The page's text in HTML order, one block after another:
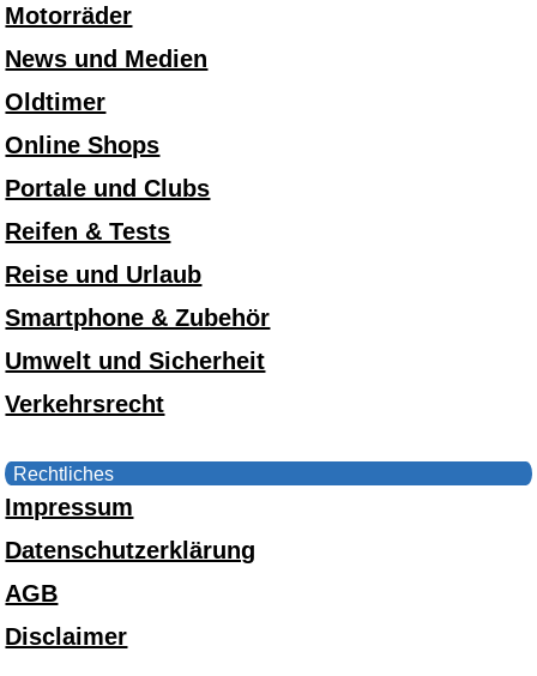
Motorräder
News und Medien
Oldtimer
Online Shops
Portale und Clubs
Reifen & Tests
Reise und Urlaub
Smartphone & Zubehör
Umwelt und Sicherheit
Verkehrsrecht
Rechtliches
Impressum
Datenschutzerklärung
AGB
Disclaimer